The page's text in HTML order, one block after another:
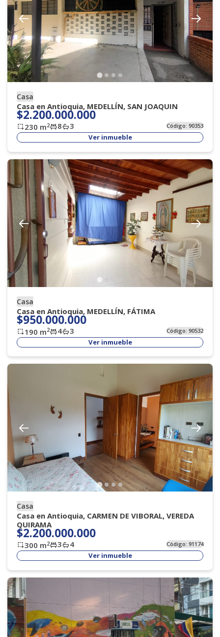
Casa
Casa en Antioquia, MEDELLÍN, SAN JOAQUIN
$2.200.000.000
230 m2 8 3 Código:90353
Ver inmueble
Casa
Casa en Antioquia, MEDELLÍN, FÁTIMA
$950.000.000
190 m2 4 3 Código:90532
Ver inmueble
Casa
Casa en Antioquia, CARMEN DE VIBORAL, VEREDA
QUIRAMA
$2.200.000.000
300 m2 3 4 Código:91174
Ver inmueble